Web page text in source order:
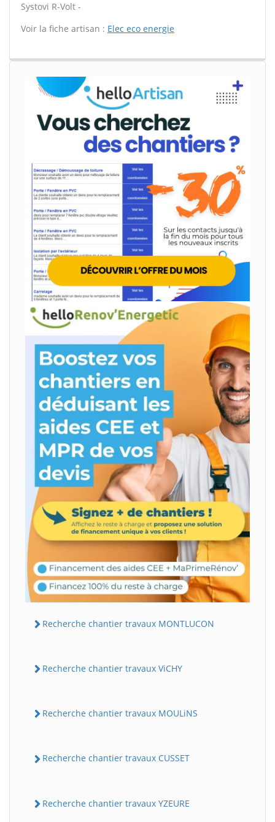
Systovi R-Volt -
Voir la fiche artisan : Elec eco energie
Recherche chantier travaux MONTLUCON
Recherche chantier travaux ViCHY
Recherche chantier travaux MOULiNS
Recherche chantier travaux CUSSET
Recherche chantier travaux YZEURE